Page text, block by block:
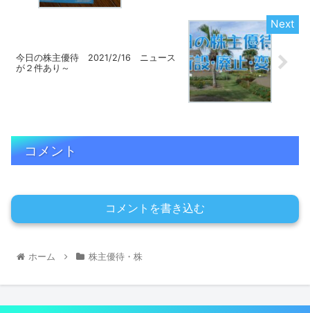
今日の株主優待 2021/2/16 ニュース
が２件あり～
コメント
コメントを書き込む
ホーム 株主優待・株